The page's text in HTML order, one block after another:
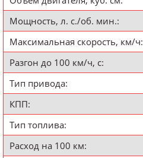
Мощность, л. с./об. мин.:
Максимальная скорость, км/ч:
Разгон до 100 км/ч, с:
Тип привода:
КПП:
Тип топлива:
Расход на 100 км: